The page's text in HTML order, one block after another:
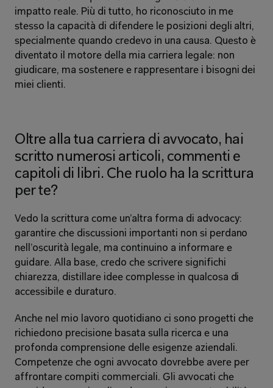
impatto reale. Più di tutto, ho riconosciuto in me
stesso la capacità di difendere le posizioni degli altri,
specialmente quando credevo in una causa. Questo è
diventato il motore della mia carriera legale: non
giudicare, ma sostenere e rappresentare i bisogni dei
miei clienti.
Oltre alla tua carriera di avvocato, hai
scritto numerosi articoli, commenti e
capitoli di libri. Che ruolo ha la scrittura
per te?
Vedo la scrittura come un’altra forma di advocacy:
garantire che discussioni importanti non si perdano
nell’oscurità legale, ma continuino a informare e
guidare. Alla base, credo che scrivere significhi
chiarezza, distillare idee complesse in qualcosa di
accessibile e duraturo.
Anche nel mio lavoro quotidiano ci sono progetti che
richiedono precisione basata sulla ricerca e una
profonda comprensione delle esigenze aziendali.
Competenze che ogni avvocato dovrebbe avere per
affrontare compiti commerciali. Gli avvocati che